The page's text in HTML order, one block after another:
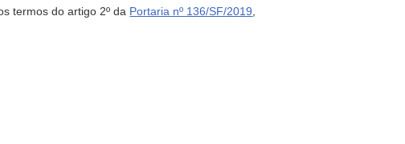
termos do artigo 2º da Portaria nº 136/SF/2019